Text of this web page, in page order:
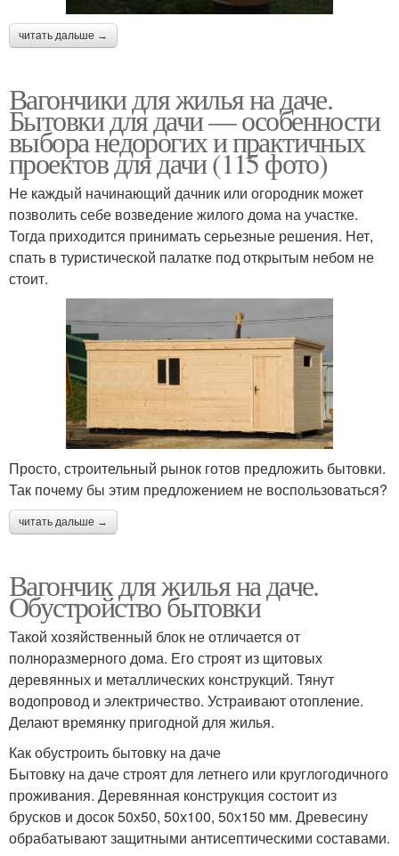
читать дальше →
Вагончики для жилья на даче.
Бытовки для дачи — особенности
выбора недорогих и практичных
проектов для дачи (115 фото)
Не каждый начинающий дачник или огородник может
позволить себе возведение жилого дома на участке.
Тогда приходится принимать серьезные решения. Нет,
спать в туристической палатке под открытым небом не
стоит.
Просто, строительный рынок готов предложить бытовки.
Так почему бы этим предложением не воспользоваться?
читать дальше →
Вагончик для жилья на даче.
Обустройство бытовки
Такой хозяйственный блок не отличается от
полноразмерного дома. Его строят из щитовых
деревянных и металлических конструкций. Тянут
водопровод и электричество. Устраивают отопление.
Делают времянку пригодной для жилья.
Как обустроить бытовку на даче
Бытовку на даче строят для летнего или круглогодичного
проживания. Деревянная конструкция состоит из
брусков и досок 50х50, 50х100, 50х150 мм. Древесину
обрабатывают защитными антисептическими составами.